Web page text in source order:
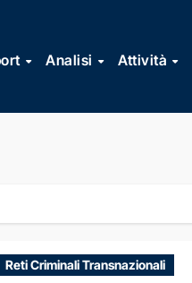
Analisi Attività
Reti Criminali Transnazionali